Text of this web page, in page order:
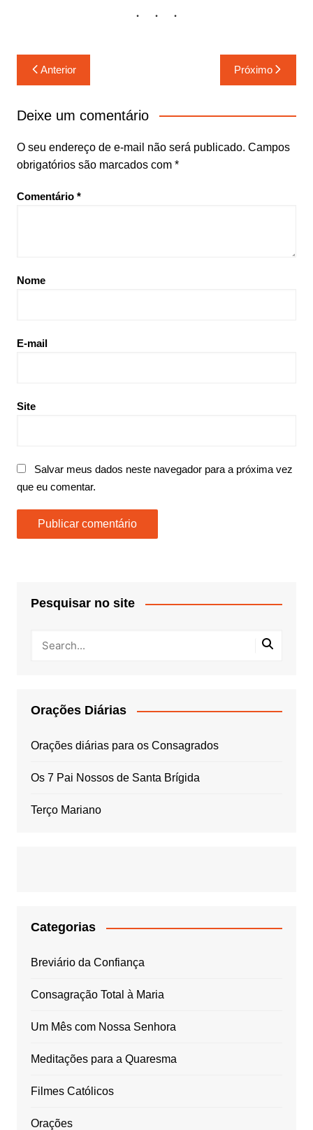
Navegação
de
Post
Anterior Próximo
Deixe um comentário
O seu endereço de e-mail não será publicado. Campos
obrigatórios são marcados com *
Comentário *
Nome
E-mail
Site
Salvar meus dados neste navegador para a próxima vez
que eu comentar.
Pesquisar no site
Orações Diárias
Orações diárias para os Consagrados
Os 7 Pai Nossos de Santa Brígida
Terço Mariano
Categorias
Breviário da Confiança
Consagração Total à Maria
Um Mês com Nossa Senhora
Meditações para a Quaresma
Filmes Católicos
Orações